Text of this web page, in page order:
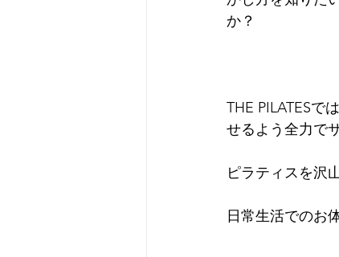
か？
THE PILATESで
せるよう全力で
ピラティスを沢
日常生活でのお